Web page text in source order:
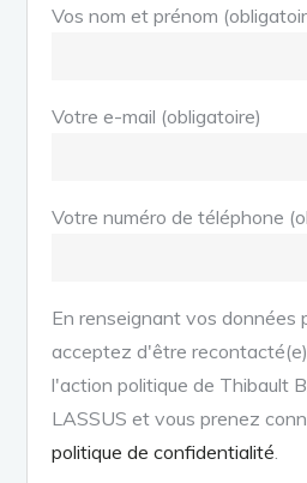
Vos nom et prénom
Votre e-mail (obligatoire)
Votre numéro de téléphone
En renseignant vos données
acceptez d'être
l'action politique de Thibault
LASSUS et vous prenez
politique de confidentialité